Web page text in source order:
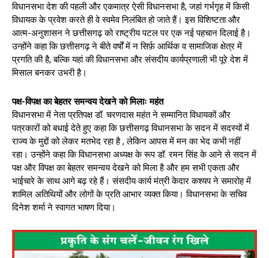
विधानसभा देश की पहली और एकमात्र ऐसी विधानसभा है, जहां गर्भगृह में किसी
विधायक के प्रवेश करते ही वे स्वमेव निलंबित हो जाते हैं। इस विशिष्टता और
आत्म-अनुशासन ने छत्तीसगढ़ को राष्ट्रीय पटल पर एक नई पहचान दिलाई है।
उन्होंने कहा कि छत्तीसगढ़ ने बीते वर्षों में न सिर्फ़ आर्थिक व सामाजिक क्षेत्र में
प्रगति की है, बल्कि यहां की विधानसभा और संसदीय कार्यप्रणाली भी पूरे देश में
मिसाल बनकर उभरी है।
पक्ष-विपक्ष का बेहतर समन्वय देखने को मिलाः महंत
विधानसभा में नेता प्रतिपक्ष डॉ. चरणदास महंत ने सम्मानित विधायकों और
पत्रकारों को बधाई देते हुए कहा कि छत्तीसगढ़ विधानसभा के सदन में सदस्यों में
राज्य के मुद्दों को लेकर मतभेद रहा है , लेकिन आपस में मन का भेद कभी नहीं
रहा। उन्होंने कहा कि विधानसभा अध्यक्ष के रूप डॉ. रमन सिंह के आने से सदन में
पक्ष और विपक्ष का बेहतर समन्वय देखने को मिला है और हम सभी एकता और
भाईचारे के साथ आगे बढ़ रहे हैं। संसदीय कार्य मंत्री केदार कश्यप ने समारोह में
शामिल अतिथियों और लोगों के प्रति आभार व्यक्त किया। विधानसभा के सचिव
दिनेश शर्मा ने स्वागत भाषण दिया।